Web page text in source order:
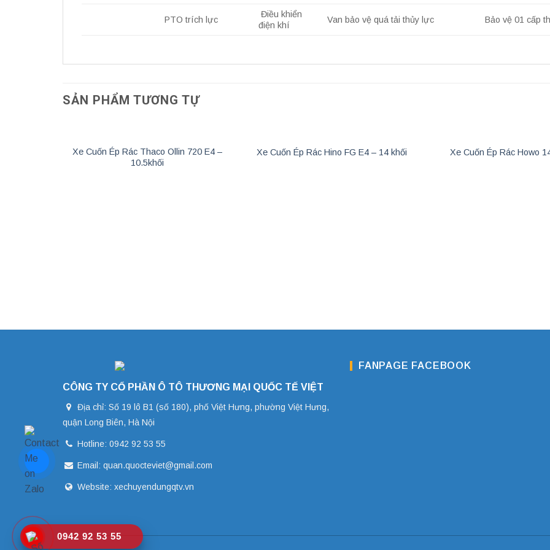
PTO trích lực
Điều khiển
điện khí
Van bảo vệ quá tải thủy lực Bảo vệ 01 cấp
SẢN PHẨM TƯƠNG TỰ
Xe Cuốn Ép Rác Thaco Ollin 720 E4 –
10.5khối
Xe Cuốn Ép Rác Hino FG E4 – 14 khối Xe Cuốn Ép Rác Howo
CÔNG TY CỔ PHẦN Ô TÔ THƯƠNG MẠI QUỐC TẾ VIỆT
Địa chỉ: Số 19 lô B1 (số 180), phố Việt Hưng, phường Việt Hưng,
quận Long Biên, Hà Nội
Hotline: 0942 92 53 55
Email: quan.quocteviet@gmail.com
Website: xechuyendungqtv.vn
FANPAGE FACEBOOK
0942 92 53 55